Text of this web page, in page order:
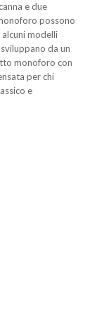
e due
possono
modelli
da un
monoforo con
per chi
e